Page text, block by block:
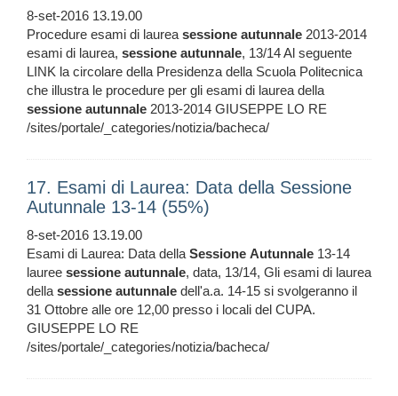
8-set-2016 13.19.00
Procedure esami di laureasessione autunnale 2013-2014
esami di laurea, sessione autunnale, 13/14 Al seguente
LINK la circolare della Presidenza della Scuola Politecnica
che illustra le procedure per gli esami di laurea della
sessione autunnale 2013-2014 GIUSEPPE LO RE
/sites/portale/_categories/notizia/bacheca/
17. Esami di Laurea: Data della Sessione
Autunnale 13-14 (55%)
8-set-2016 13.19.00
Esami di Laurea: Data dellaSessione Autunnale 13-14
lauree sessione autunnale, data, 13/14, Gli esami di laurea
dellasessione autunnale dell'a.a. 14-15 si svolgeranno il
31 Ottobre alle ore 12,00 presso i locali del CUPA.
GIUSEPPE LO RE
/sites/portale/_categories/notizia/bacheca/